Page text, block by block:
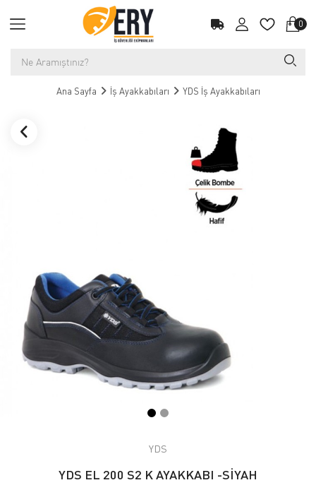
0
Ana Sayfa İş Ayakkabıları YDS İş Ayakkabıları
YDS
YDS EL 200 S2 K AYAKKABI -SİYAH